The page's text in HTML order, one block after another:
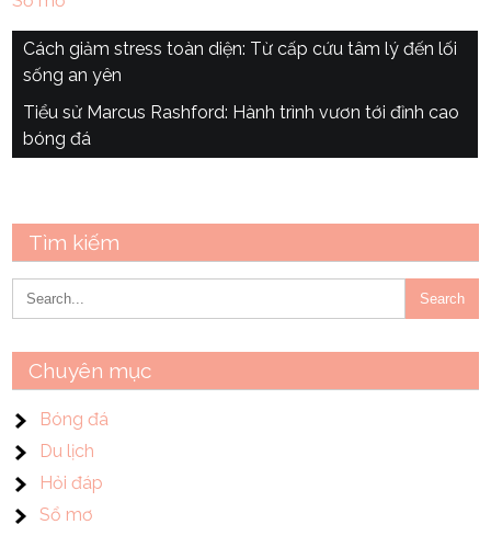
Điều
hướng
bài
viết
Cách giảm stress toàn diện: Từ cấp cứu tâm lý đến lối
sống an yên
Tiểu sử Marcus Rashford: Hành trình vươn tới đỉnh cao
bóng đá
Tìm kiếm
Chuyên mục
Bóng đá
Du lịch
Hỏi đáp
Sổ mơ